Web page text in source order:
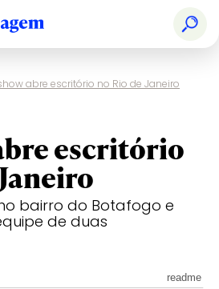
abre escritório no Rio de Janeiro
escritório
bairro do Botafogo e
de duas
readme